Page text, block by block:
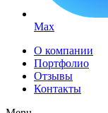
Max
О компании
Портфолио
Отзывы
Контакты